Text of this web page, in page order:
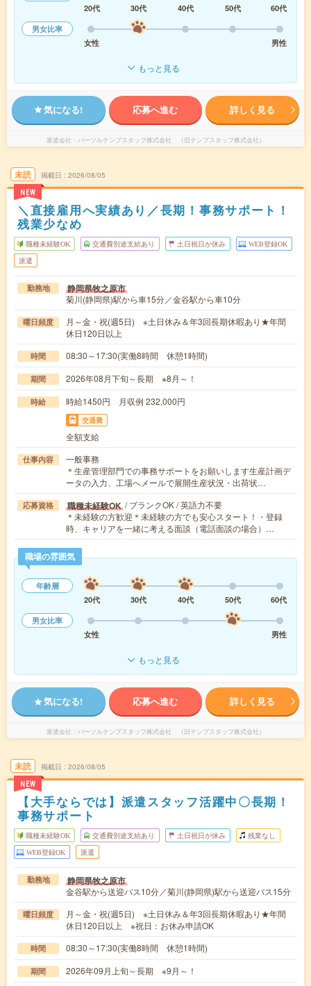
20代
30代 40代 50代
60代
男女比率
女性
男性
もっと見る
気になる! 応募へ進む 詳しく見る
派遣会社 パーソルテンプスタッフ株式会社 （旧テンプスタッフ株式会社）
未読
NEW
掲載日 2026/08/05
＼直接雇用へ実績あり／長期！事務サポート！
残業少なめ
職種未経験OK 交通費別途支給あり 土日祝日が休み WEB登録OK
派遣
勤務地 静岡県牧之原市
菊川(静岡県)駅から車15分／金谷駅から車10分
曜日頻度
月～金・祝(週5日) ※土日休み＆年3回長期休暇あり★年間
休日120日以上
時間 08:30～17:30(実働8時間 休憩1時間)
期間 2026年08月下旬～長期 ※8月～！
時給 時給1450円 月収例 232,000円
交通費
全額支給
仕事内容
一般事務
＊生産管理部門での事務サポートをお願いします生産計画デ
ータの入力、工場へメールで展開生産状況・出荷状…
応募資格 職種未経験OK / ブランクOK / 英語力不要
＊未経験の方歓迎＊未経験の方でも安心スタート！・登録
時、キャリアを一緒に考える面談（電話面談の場合）…
職場の雰囲気
年齢層
20代
30代 40代 50代
60代
男女比率
女性
男性
もっと見る
気になる! 応募へ進む 詳しく見る
派遣会社 パーソルテンプスタッフ株式会社 （旧テンプスタッフ株式会社）
未読
NEW
掲載日 2026/08/05
【大手ならでは】派遣スタッフ活躍中〇長期！
事務サポート
職種未経験OK 交通費別途支給あり 土日祝日が休み 残業なし
WEB登録OK 派遣
勤務地 静岡県牧之原市
金谷駅から送迎バス10分／菊川(静岡県)駅から送迎バス15分
曜日頻度
月～金・祝(週5日) ※土日休み＆年3回長期休暇あり★年間
休日120日以上 ※祝日：お休み申請OK
時間 08:30～17:30(実働8時間 休憩1時間)
期間 2026年09月上旬～長期 ※9月～！